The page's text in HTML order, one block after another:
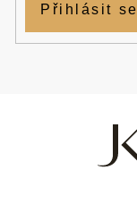
Přihlásit se